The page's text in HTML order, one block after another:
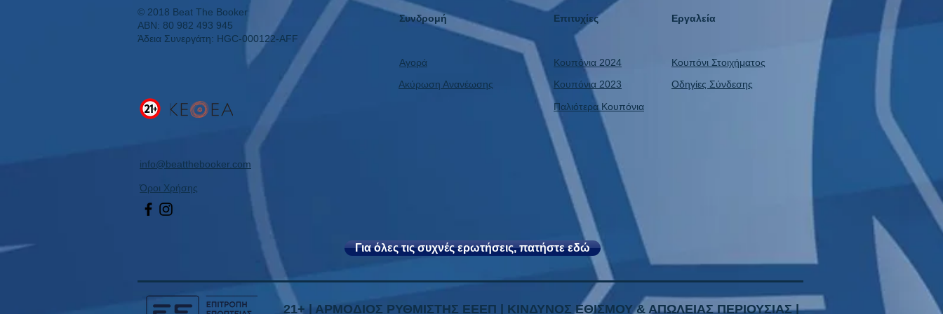
© 2018 Beat The Booker
ABN: 80 982 493 945
Άδεια Συνεργάτη: HGC-000122-AFF
Συνδρομή
Αγορά
Ακύρωση Ανανέωσης
Επιτυχίες Εργαλεία
Κουπόνια 2024
Κουπόνια 2023
Κουπόνι Στοιχήματος
Οδηγίες Σύνδεσης
Παλιότερα Κουπόνια
info@beatthebooker.com
Όροι Χρήσης
Για όλες τις συχνές ερωτήσεις, πατήστε εδώ
21+ | ΑΡΜΟΔΙΟΣ ΡΥΘΜΙΣΤΗΣ ΕΕΕΠ | ΚΙΝΔΥΝΟΣ ΕΘΙΣΜΟΥ & ΑΠΩΛΕΙΑΣ ΠΕΡΙΟΥΣΙΑΣ |